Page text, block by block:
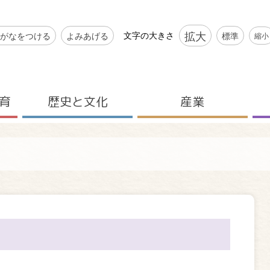
ビリティツール
なをつける よみあげる 文字の大きさ 拡大 標準 縮小
歴史と文化 産業